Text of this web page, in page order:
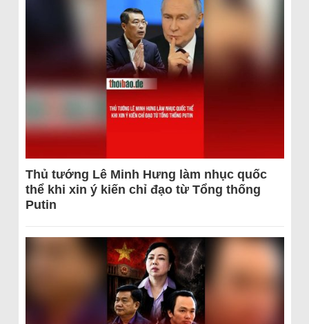
Thủ tướng Lê Minh Hưng làm nhục quốc
thể khi xin ý kiến chỉ đạo từ Tổng thống
Putin